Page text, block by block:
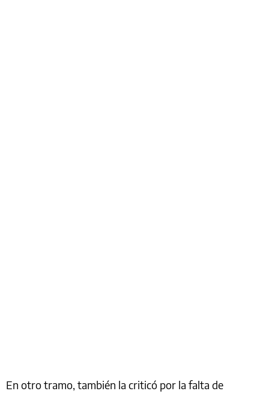
En otro tramo, también la criticó por la falta de